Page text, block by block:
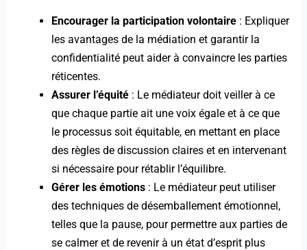
Encourager la participation volontaire: Expliquer
les avantages de la médiation et garantir la
confidentialité peut aider à convaincre les parties
réticentes.
Assurer l’équité: Le médiateur doit veiller à ce
que chaque partie ait une voix égale et à ce que
le processus soit équitable, en mettant en place
des règles de discussion claires et en intervenant
si nécessaire pour rétablir l’équilibre.
Gérer les émotions: Le médiateur peut utiliser
des techniques de désemballement émotionnel,
telles que la pause, pour permettre aux parties de
se calmer et de revenir à un état d’esprit plus